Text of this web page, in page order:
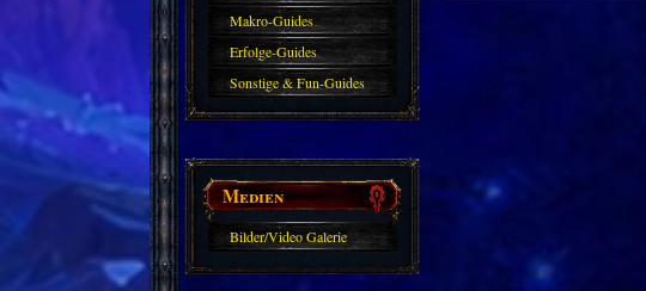
Makro-Guides
Erfolge-Guides
Sonstige & Fun-Guides
Medien
Bilder/Video Galerie